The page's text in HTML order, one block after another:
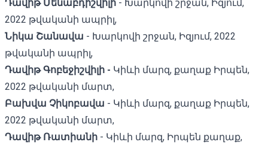
Դավիթ Մենաբդիշվիլի - Խարկովի շրջան, Իզյում,
2022 թվականի ապրիլ,
Նիկա Շանավա - Խարկովի շրջան, Իզյում, 2022
թվականի ապրիլ,
Դավիթ Գոբեջիշվիլի - Կիևի մարզ, քաղաք Իրպեն,
2022 թվականի մարտ,
Բախվա Չիկոբավա - Կիևի մարզ, քաղաք Իրպեն,
2022 թվականի մարտ,
Դավիթ Ռատիանի - Կիևի մարզ, Իրպեն քաղաք,